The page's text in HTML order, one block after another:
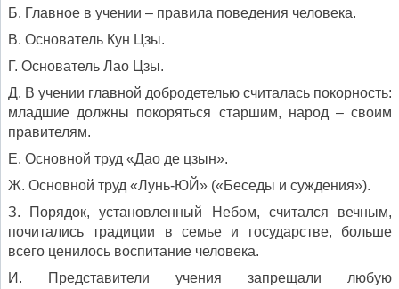
Б. Главное в учении – правила поведения человека.
В. Основатель Кун Цзы.
Г. Основатель Лао Цзы.
Д. В учении главной добродетелью считалась покорность:
младшие должны покоряться старшим, народ – своим
правителям.
Е. Основной труд «Дао де цзын».
Ж. Основной труд «Лунь-ЮЙ» («Беседы и суждения»).
З. Порядок, установленный Небом, считался вечным,
почитались традиции в семье и государстве, больше
всего ценилось воспитание человека.
И. Представители учения запрещали любую